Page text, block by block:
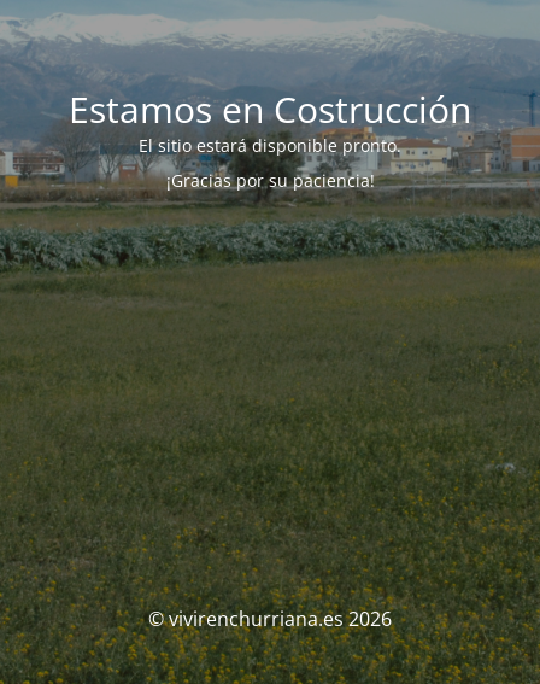
Estamos en Costrucción
El sitio estará disponible pronto.
¡Gracias por su paciencia!
© vivirenchurriana.es 2026